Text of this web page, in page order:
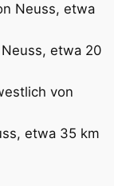
Neuss, etwa
etwa 20
von
etwa 35 km